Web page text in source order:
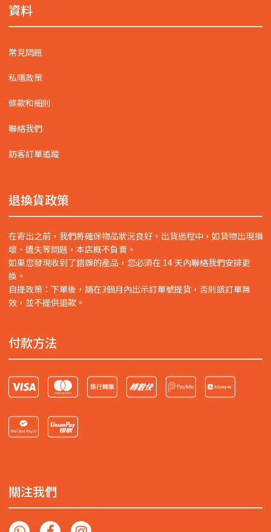
資料
常見問題
私隱政策
條款和細則
聯絡我們
訪客訂單追蹤
退換貨政策
在寄出之前，我們將確保物品狀況良好。出貨過程中，如貨物出現損
壞、遺失等問題，本店概不負責。
如果您發現收到了錯誤的產品，您必須在 14 天內聯絡我們安排更
換。
自提政策：下單後，請在3個月內出示訂單號提貨，否則該訂單無
效，並不提供退款。
付款方法
關注我們